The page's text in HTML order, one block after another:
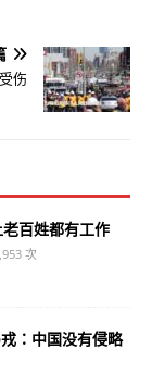
伤
百姓都有工作
次
：中国没有侵略